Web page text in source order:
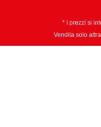
* I prezzi si
Vendita solo